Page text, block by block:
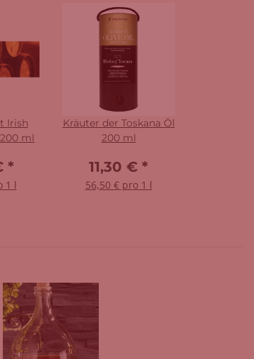
Irish
ml
*
1 l
Kräuter der Toskana Öl
200 ml
11,30 € *
56,50 € pro 1 l